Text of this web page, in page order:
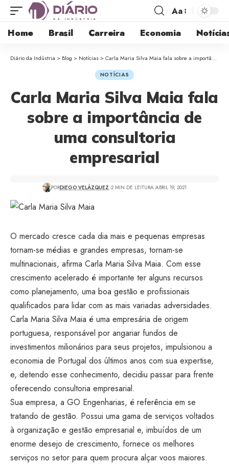
Aa
Home Brasil Carreira Economia
Diário da Indústria > Blog > Notícias >Carla Maria Silva Maia fala sobre a importância de uma consultoria empresarial
NOTÍCIAS
Carla Maria Silva Maia fala
sobre a importância de
uma consultoria
empresarial
PORDIEGO VELÁZQUEZ 2 MIN DE LEITURA ABRIL 19, 2021
O mercado cresce cada dia mais e pequenas empresas
tornam-se médias e grandes empresas, tornam-se
multinacionais, afirma Carla Maria Silva Maia. Com esse
crescimento acelerado é importante ter alguns recursos
como planejamento, uma boa gestão e profissionais
qualificados para lidar com as mais variadas adversidades.
Carla Maria Silva Maia é uma empresária de origem
portuguesa, responsável por angariar fundos de
investimentos milionários para seus projetos, impulsionou a
economia de Portugal dos últimos anos com sua expertise,
e, detendo esse conhecimento, decidiu passar para frente
oferecendo consultoria empresarial.
Sua empresa, a GO Engenharias, é referência em se
tratando de gestão. Possui uma gama de serviços voltados
à organização e gestão empresarial e, imbuídos de um
enorme desejo de crescimento, fornece os melhores
serviços no setor para quem procura alçar voos maiores.